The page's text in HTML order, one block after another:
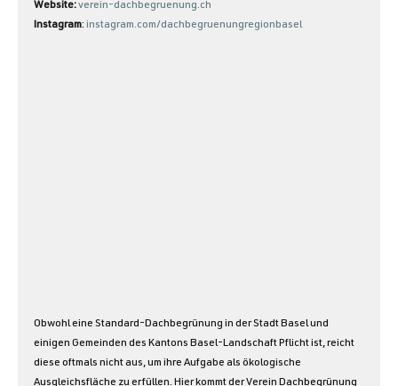
Website: verein-dachbegruenung.ch
Instagram: instagram.com/dachbegruenungregionbasel
Obwohl eine Standard-Dachbegrünung in der Stadt Basel und
einigen Gemeinden des Kantons Basel-Landschaft Pflicht ist, reicht
diese oftmals nicht aus, um ihre Aufgabe als ökologische
Ausgleichsfläche zu erfüllen. Hier kommt der Verein Dachbegrünung